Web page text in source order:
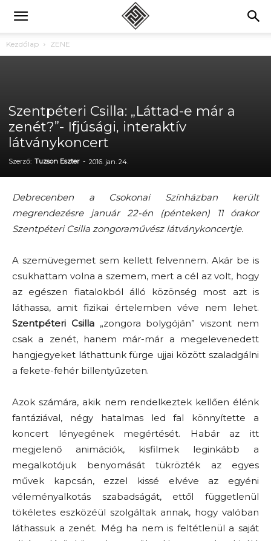
Kezdőlap ZENE
Szentpéteri Csilla: „Láttad-e már a
zenét?”- Ifjúsági, interaktív
látványkoncert
Szerző: Tuzson Eszter - 2016. jan. 24.
Debrecenben a Csokonai Színházban került
megrendezésre január 22-én (pénteken) 11 órakor
Szentpéteri Csilla zongoraművész látványkoncertje.
A szemüvegemet sem kellett felvennem. Akár be is
csukhattam volna a szemem, mert a cél az volt, hogy
az egészen fiatalokból álló közönség most azt is
láthassa, amit fizikai értelemben véve nem lehet.
Szentpéteri Csilla„zongora bolygóján” viszont nem
csak a zenét, hanem már-már a megelevenedett
hangjegyeket láthattunk fürge ujjai között szaladgálni
a fekete-fehér billentyűzeten.
Azok számára, akik nem rendelkeztek kellően élénk
fantáziával, négy hatalmas led fal könnyítette a
koncert lényegének megértését. Habár az itt
megjelenő animációk, kisfilmek leginkább a
megalkotójuk benyomását tükrözték az egyes
művek kapcsán, ezzel kissé elvéve az egyéni
véleményalkotás szabadságát, ettől függetlenül
tökéletes eszközéül szolgáltak annak, hogy valóban
láthassuk a zenét. Még ha nem is feltétlenül a saját